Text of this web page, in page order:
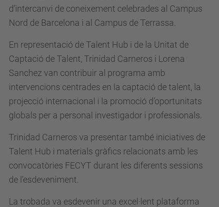
d’intercanvi de coneixement celebrades al Campus
Nord de Barcelona i al Campus de Terrassa.
En representació de Talent Hub i de la Unitat de
Captació de Talent, Trinidad Carneros i Lorena
Sanchez van contribuir al programa amb
intervencions centrades en la captació de talent, la
projecció internacional i la promoció d’oportunitats
globals per a personal investigador i professionals.
Trinidad Carneros va presentar també iniciatives de
Talent Hub i materials gràfics relacionats amb les
convocatòries FECYT durant les diferents sessions
de l’esdeveniment.
La trobada va esdevenir una excel·lent plataforma